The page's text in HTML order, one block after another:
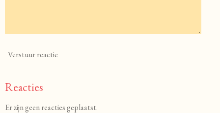
Verstuur reactie
Reacties
Er zijn geen reacties geplaatst.